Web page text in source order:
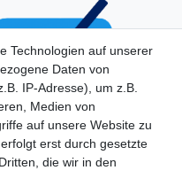
Technologien auf unserer
Daten von
IP-Adresse), um z.B.
Medien von
auf unsere Website zu
erst durch gesetzte
die wir in den